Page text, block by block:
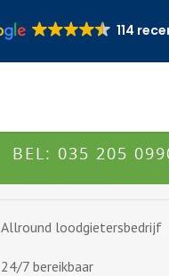
114
BEL: 035 205
Allround loodgietersbedrijf
24/7 bereikbaar